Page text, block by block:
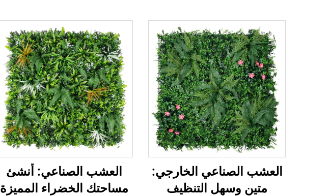
العشب الصناعي الخارجي:
متين وسهل التنظيف
العشب الصناعي: أنشئ
مساحتك الخضراء المميزة